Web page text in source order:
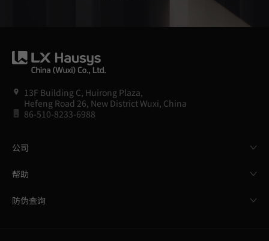
13F Building C, Huirong Plaza,
Hefeng Road 26, New District Wuxi, China
86-510-8233-6988
公司
帮助
防伪查询